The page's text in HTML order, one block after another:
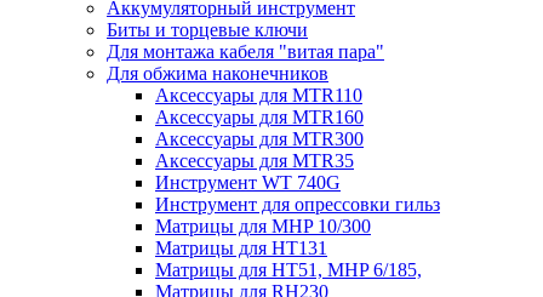
Аккумуляторный инструмент
Биты и торцевые ключи
Для монтажа кабеля "витая пара"
Для обжима наконечников
Аксессуары для MTR110
Аксессуары для MTR160
Аксессуары для MTR300
Аксессуары для MTR35
Инструмент WT 740G
Инструмент для опрессовки гильз
Матрицы для MHP 10/300
Матрицы для НТ131
Матрицы для НТ51, MHP 6/185,
Матрицы для RH230